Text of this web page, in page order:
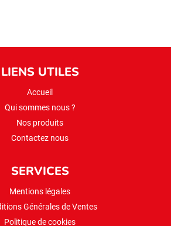
LIENS UTILES
Accueil
Qui sommes nous ?
Nos produits
Contactez nous
SERVICES
Mentions légales
Générales de Ventes
Politique de cookies